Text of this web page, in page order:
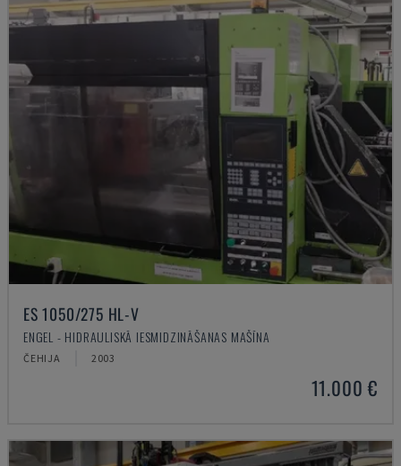
ES 1050/275 HL-V
ENGEL - HIDRAULISKĀ IESMIDZINĀŠANAS MAŠĪNA
ČEHIJA 2003
11.000 €